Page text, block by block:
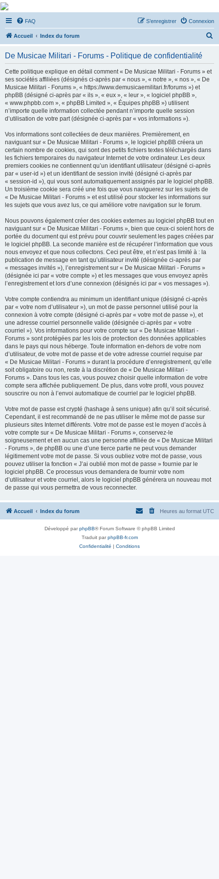
De Musicae Militari -
Forums
Forums de discussions
FAQ Connexion
S’enregistrer
Accueil Index du forum
De Musicae Militari - Forums - Politique de confidentialité
Cette politique explique en détail comment « De Musicae Militari - Forums » et
ses sociétés affiliées (désignés ci-après par « nous », « notre », « nos », « De
Musicae Militari - Forums », « https://www.demusicaemilitari.fr/forums ») et
phpBB (désigné ci-après par « ils », « eux », « leur », « logiciel phpBB »,
« www.phpbb.com », « phpBB Limited », « Équipes phpBB ») utilisent
n’importe quelle information collectée pendant n’importe quelle session
d’utilisation de votre part (désignée ci-après par « vos informations »).
Vos informations sont collectées de deux manières. Premièrement, en
naviguant sur « De Musicae Militari - Forums », le logiciel phpBB créera un
certain nombre de cookies, qui sont des petits fichiers textes téléchargés dans
les fichiers temporaires du navigateur Internet de votre ordinateur. Les deux
premiers cookies ne contiennent qu’un identifiant utilisateur (désigné ci-après
par « user-id ») et un identifiant de session invité (désigné ci-après par
« session-id »), qui vous sont automatiquement assignés par le logiciel phpBB.
Un troisième cookie sera créé une fois que vous naviguerez sur les sujets de
« De Musicae Militari - Forums » et est utilisé pour stocker les informations sur
les sujets que vous avez lus, ce qui améliore votre navigation sur le forum.
Nous pouvons également créer des cookies externes au logiciel phpBB tout en
naviguant sur « De Musicae Militari - Forums », bien que ceux-ci soient hors de
portée du document qui est prévu pour couvrir seulement les pages créées par
le logiciel phpBB. La seconde manière est de récupérer l’information que vous
nous envoyez et que nous collectons. Ceci peut être, et n’est pas limité à : la
publication de message en tant qu’utilisateur invité (désignée ci-après par
« messages invités »), l’enregistrement sur « De Musicae Militari - Forums »
(désignée ici par « votre compte ») et les messages que vous envoyez après
l’enregistrement et lors d’une connexion (désignés ici par « vos messages »).
Votre compte contiendra au minimum un identifiant unique (désigné ci-après
par « votre nom d’utilisateur »), un mot de passe personnel utilisé pour la
connexion à votre compte (désigné ci-après par « votre mot de passe »), et
une adresse courriel personnelle valide (désignée ci-après par « votre
courriel »). Vos informations pour votre compte sur « De Musicae Militari -
Forums » sont protégées par les lois de protection des données applicables
dans le pays qui nous héberge. Toute information en-dehors de votre nom
d’utilisateur, de votre mot de passe et de votre adresse courriel requise par
« De Musicae Militari - Forums » durant la procédure d’enregistrement, qu’elle
soit obligatoire ou non, reste à la discrétion de « De Musicae Militari -
Forums ». Dans tous les cas, vous pouvez choisir quelle information de votre
compte sera affichée publiquement. De plus, dans votre profil, vous pouvez
souscrire ou non à l’envoi automatique de courriel par le logiciel phpBB.
Votre mot de passe est crypté (hashage à sens unique) afin qu’il soit sécurisé.
Cependant, il est recommandé de ne pas utiliser le même mot de passe sur
plusieurs sites Internet différents. Votre mot de passe est le moyen d’accès à
votre compte sur « De Musicae Militari - Forums », conservez-le
soigneusement et en aucun cas une personne affiliée de « De Musicae Militari
- Forums », de phpBB ou une d’une tierce partie ne peut vous demander
légitimement votre mot de passe. Si vous oubliez votre mot de passe, vous
pouvez utiliser la fonction « J’ai oublié mon mot de passe » fournie par le
logiciel phpBB. Ce processus vous demandera de fournir votre nom
d’utilisateur et votre courriel, alors le logiciel phpBB générera un nouveau mot
de passe qui vous permettra de vous reconnecter.
Accueil Index du forum Heures au format UTC
Développé parphpBB® Forum Software © phpBB Limited
Traduit parphpBB-fr.com
Confidentialité | Conditions